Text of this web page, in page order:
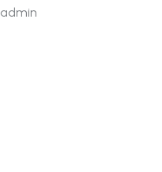
admin